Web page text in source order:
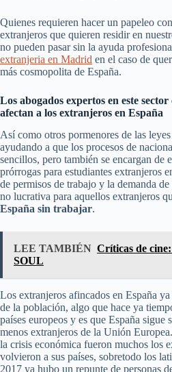
Quienes requieren hacer un papeleo
extranjeros que quieren residir en
no pueden pasar sin la ayuda
extranjeria en Madrid en el caso de
más cosmopolita de España.
Los abogados expertos en este sector
afectan a los extranjeros en España
Así como otros pormenores de las
ayudando a que los procesos de
sencillos, pero también se encargan de
prórrogas para estudiantes extranjeros
de permisos de trabajo y la demanda
no lucrativa para aquellos extranjeros
España sin trabajar.
LEE TAMBIÉN Críticas de
SOUL
Los extranjeros afincados en España
de la población, algo que hace ya
países europeos y es que España sigue
menos extranjeros de la Unión
la crisis económica fueron muchos los
volvieron a sus países, sobretodo los
2017 ya hubo un repunte de personas